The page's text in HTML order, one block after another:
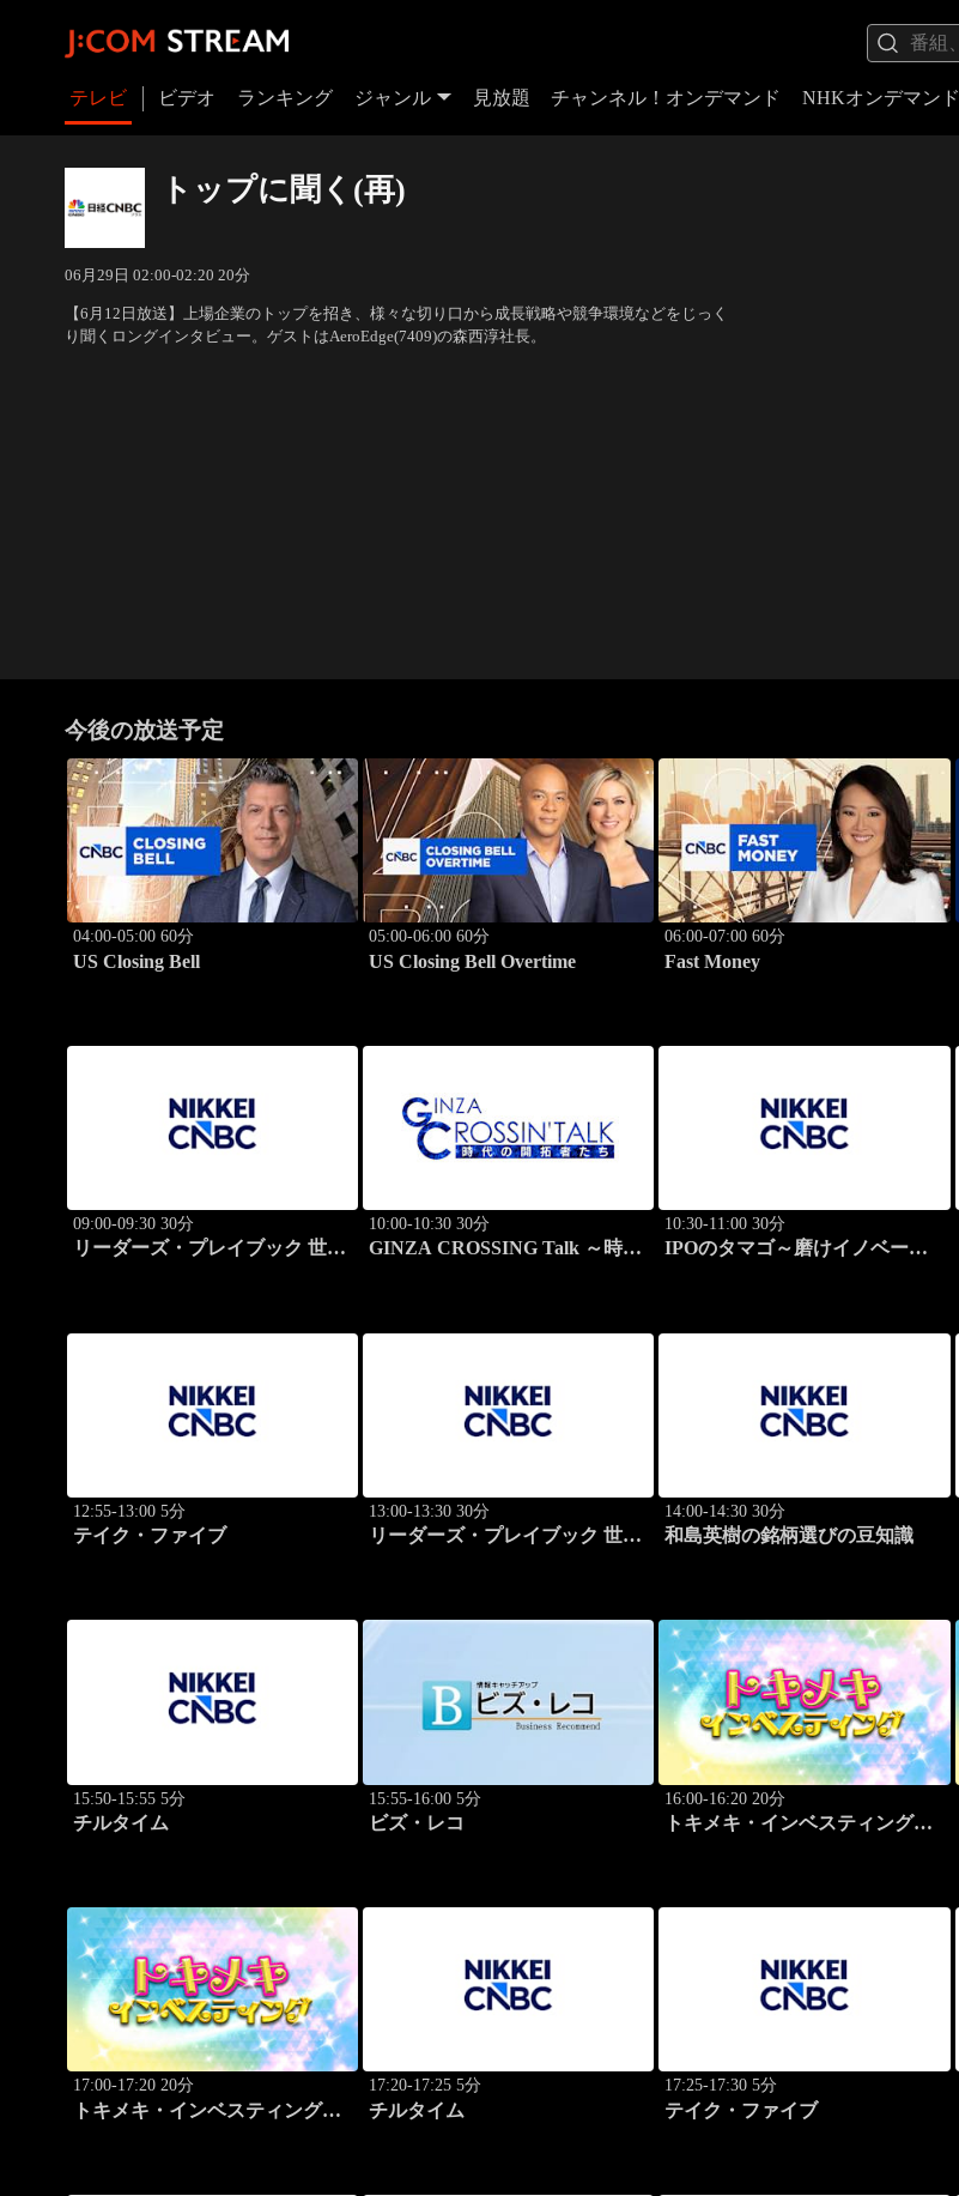
テレビ ビデオ ランキング ジャンル 見放題 チャンネル！オンデマンド NHKオンデマンド
トップに聞く(再)
06月29日 02:00-02:20 20分
【6月12日放送】上場企業のトップを招き、様々な切り口から成長戦略や競争環境などをじっく
り聞くロングインタビュー。ゲストはAeroEdge(7409)の森西淳社長。
今後の放送予定
04:00-05:00 60分
US Closing Bell
05:00-06:00 60分
US Closing Bell Overtime
06:00-07:00 60分
Fast Money
09:00-09:30 30分
リーダーズ・プレイブック 世界
10:00-10:30 30分
GINZA CROSSING Talk ～時代
10:30-11:00 30分
IPOのタマゴ～磨けイノベーシ
12:55-13:00 5分
テイク・ファイブ
13:00-13:30 30分
リーダーズ・プレイブック 世界
14:00-14:30 30分
和島英樹の銘柄選びの豆知識
15:50-15:55 5分
チルタイム
15:55-16:00 5分
ビズ・レコ
16:00-16:20 20分
トキメキ・インベスティング・
17:00-17:20 20分
トキメキ・インベスティング・
17:20-17:25 5分
チルタイム
17:25-17:30 5分
テイク・ファイブ